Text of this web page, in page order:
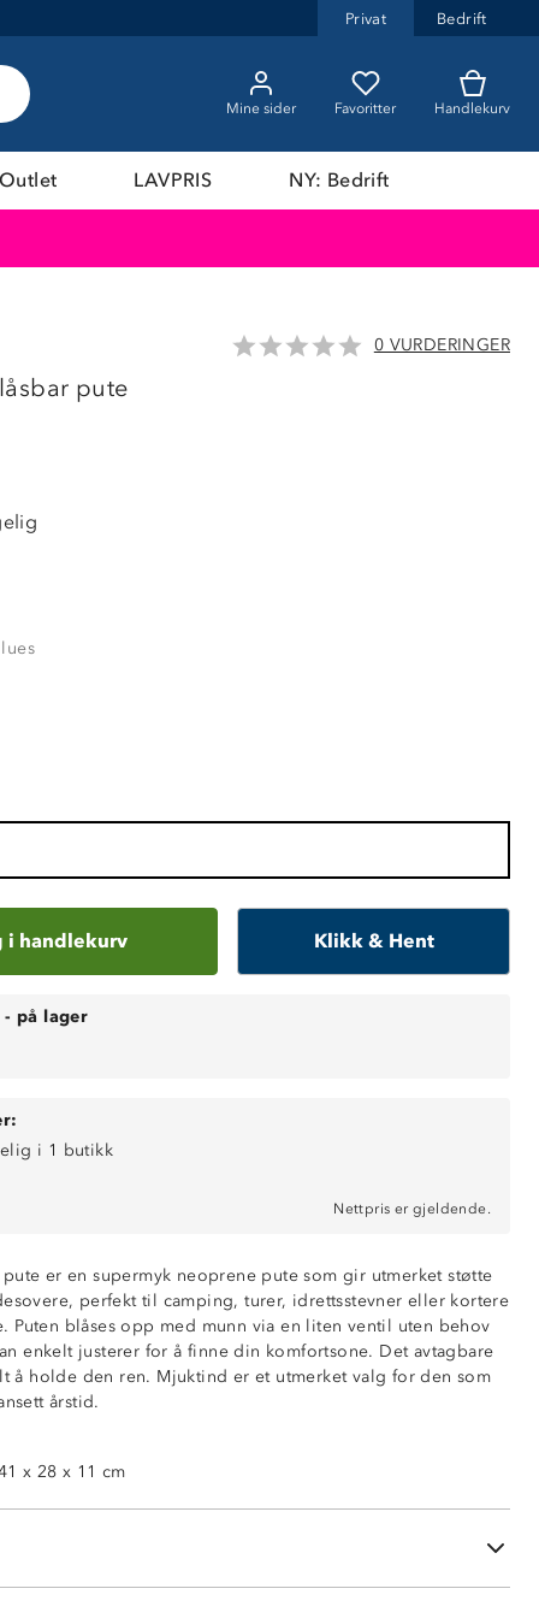
Privat Bedrift
Mine sider Favoritter Handlekurv
LAVPRIS NY: Bedrift
0 VURDERINGER
pute
i handlekurv Klikk & Hent
- på lager
i 1 butikk
Nettpris er gjeldende.
er en supermyk neoprene pute som gir utmerket støtte
perfekt til camping, turer, idrettsstevner eller kortere
Puten blåses opp med munn via en liten ventil uten behov
enkelt justerer for å finne din komfortsone. Det avtagbare
å holde den ren. Mjuktind er et utmerket valg for den som
årstid.
x 28 x 11 cm